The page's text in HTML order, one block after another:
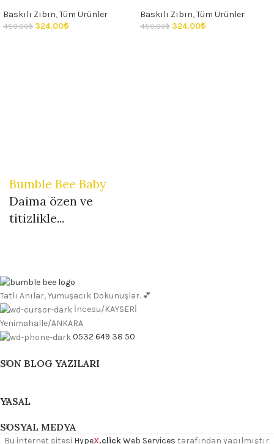
Baskılı Zıbın,Tüm Ürünler
450.00₺ 324.00₺
Baskılı Zıbın,Tüm Ürünler
450.00₺ 324.00₺
Bumble Bee Baby
Daima özen ve
titizlikle...
Tatlı Anılar, Yumuşacık Dokunuşlar. 💕
İncesu/KAYSERİ
Yenimahalle/ANKARA
0532 649 38 50
SON BLOG YAZILARI
YASAL
SOSYAL MEDYA
Bu internet sitesi HypeX.clickWeb Services tarafından yapılmıştır.